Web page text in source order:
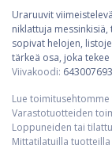
Uraruuvit
niklattuja
sopivat helojen,
tärkeä osa, joka
Viivakoodi:
Lue toimitusehtomme
Varastotuotteiden
Loppuneiden tai
Mittatilatuilla